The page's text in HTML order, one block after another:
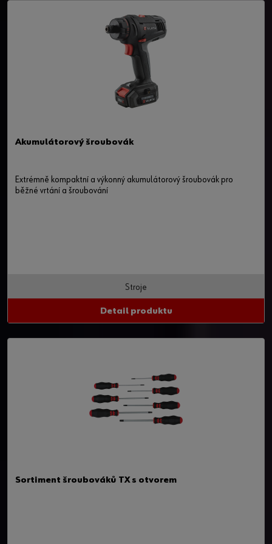
Akumulátorový šroubovák
Extrémně kompaktní a výkonný akumulátorový šroubovák pro
běžné vrtání a šroubování
Stroje
Detail produktu
Sortiment šroubováků TX s otvorem